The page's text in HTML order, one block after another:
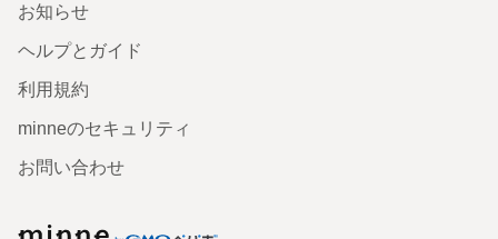
お知らせ
ヘルプとガイド
利用規約
minneのセキュリティ
お問い合わせ